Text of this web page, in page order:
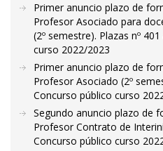
Primer anuncio plazo de
Profesor Asociado para
(2º semestre). Plazas nº
curso 2022/2023
Primer anuncio plazo de
Profesor Asociado (2º
Concurso público curso
Segundo anuncio plazo de
Profesor Contrato de
Concurso público curso